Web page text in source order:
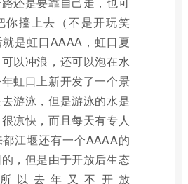
你擡上去（不是开玩笑
是虹口AAAA，虹口夏
以冲浪，还可以泡在水
虹口上新开发了一个景
游泳，但是游泳的水是
凉快，而且每天有专人
江堰还有一个AAAA的
，但是由于开放后生态
以去年又不开放